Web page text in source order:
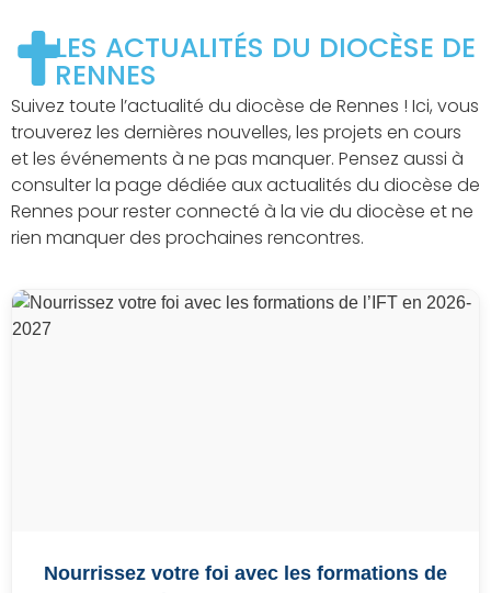
LES ACTUALITÉS DU DIOCÈSE DE
RENNES
Suivez toute l’actualité du diocèse de Rennes ! Ici, vous
trouverez les dernières nouvelles, les projets en cours
et les événements à ne pas manquer. Pensez aussi à
consulter la page dédiée aux actualités du diocèse de
Rennes pour rester connecté à la vie du diocèse et ne
rien manquer des prochaines rencontres.
Nourrissez votre foi avec les formations de